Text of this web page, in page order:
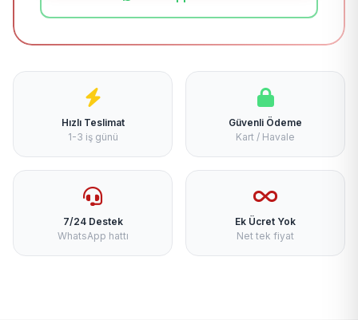
Hızlı Teslimat
1-3 iş günü
Güvenli Ödeme
Kart / Havale
7/24 Destek
WhatsApp hattı
Ek Ücret Yok
Net tek fiyat